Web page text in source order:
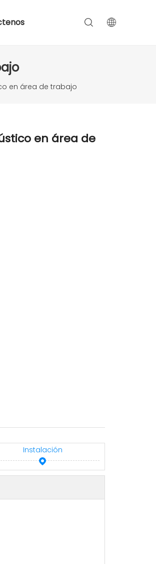
en área de trabajo
en área de
Instalación